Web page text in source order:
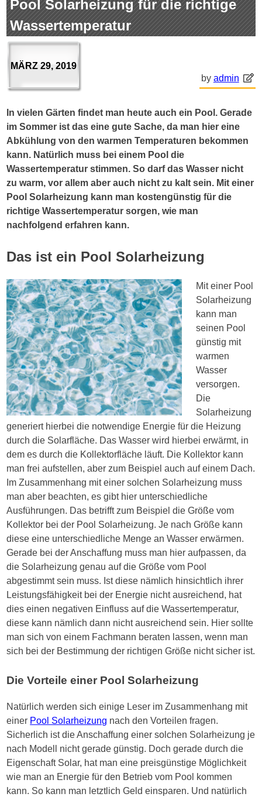
Pool Solarheizung für die richtige
Wassertemperatur
MÄRZ 29, 2019
by admin
In vielen Gärten findet man heute auch ein Pool. Gerade
im Sommer ist das eine gute Sache, da man hier eine
Abkühlung von den warmen Temperaturen bekommen
kann. Natürlich muss bei einem Pool die
Wassertemperatur stimmen. So darf das Wasser nicht
zu warm, vor allem aber auch nicht zu kalt sein. Mit einer
Pool Solarheizung kann man kostengünstig für die
richtige Wassertemperatur sorgen, wie man
nachfolgend erfahren kann.
Das ist ein Pool Solarheizung
Mit einer Pool
Solarheizung
kann man
seinen Pool
günstig mit
warmen
Wasser
versorgen.
Die
Solarheizung
generiert hierbei die notwendige Energie für die Heizung
durch die Solarfläche. Das Wasser wird hierbei erwärmt, in
dem es durch die Kollektorfläche läuft. Die Kollektor kann
man frei aufstellen, aber zum Beispiel auch auf einem Dach.
Im Zusammenhang mit einer solchen Solarheizung muss
man aber beachten, es gibt hier unterschiedliche
Ausführungen. Das betrifft zum Beispiel die Größe vom
Kollektor bei der Pool Solarheizung. Je nach Größe kann
diese eine unterschiedliche Menge an Wasser erwärmen.
Gerade bei der Anschaffung muss man hier aufpassen, da
die Solarheizung genau auf die Größe vom Pool
abgestimmt sein muss. Ist diese nämlich hinsichtlich ihrer
Leistungsfähigkeit bei der Energie nicht ausreichend, hat
dies einen negativen Einfluss auf die Wassertemperatur,
diese kann nämlich dann nicht ausreichend sein. Hier sollte
man sich von einem Fachmann beraten lassen, wenn man
sich bei der Bestimmung der richtigen Größe nicht sicher ist.
Die Vorteile einer Pool Solarheizung
Natürlich werden sich einige Leser im Zusammenhang mit
einer Pool Solarheizung nach den Vorteilen fragen.
Sicherlich ist die Anschaffung einer solchen Solarheizung je
nach Modell nicht gerade günstig. Doch gerade durch die
Eigenschaft Solar, hat man eine preisgünstige Möglichkeit
wie man an Energie für den Betrieb vom Pool kommen
kann. So kann man letztlich Geld einsparen. Und natürlich